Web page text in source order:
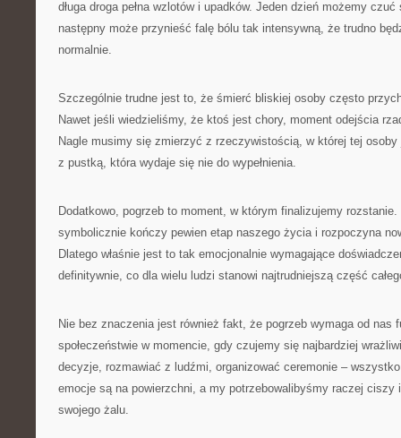
długa droga pełna wzlotów i upadków. Jeden dzień możemy
następny może przynieść falę bólu tak intensywną, że trudno
normalnie.
Szczególnie trudne jest to, że śmierć bliskiej osoby często
Nawet jeśli wiedzieliśmy, że ktoś jest chory, moment odejścia
Nagle musimy się zmierzyć z rzeczywistością, w której tej
z pustką, która wydaje się nie do wypełnienia.
Dodatkowo, pogrzeb to moment, w którym finalizujemy
symbolicznie kończy pewien etap naszego życia i rozpoczyna
Dlatego właśnie jest to tak emocjonalnie wymagające
definitywnie, co dla wielu ludzi stanowi najtrudniejszą część
Nie bez znaczenia jest również fakt, że pogrzeb wymaga od nas
społeczeństwie w momencie, gdy czujemy się najbardziej
decyzje, rozmawiać z ludźmi, organizować ceremonie –
emocje są na powierzchni, a my potrzebowalibyśmy raczej ciszy
swojego żalu.